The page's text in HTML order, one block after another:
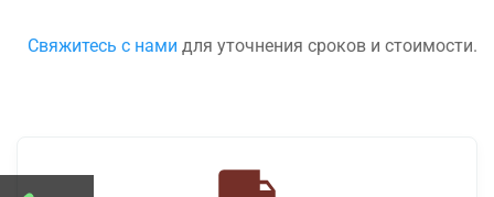
Свяжитесь с нами для уточнения сроков и стоимости.